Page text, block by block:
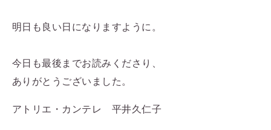
明日も良い日になりますように。
今日も最後までお読みくださり、
ありがとうございました。
アトリエ・カンテレ 平井久仁子